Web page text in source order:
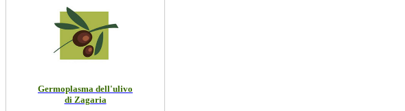
Germoplasma dell'ulivo
di Zagaria